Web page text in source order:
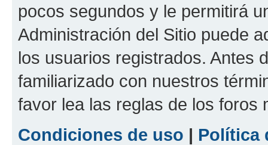
pocos segundos y le permitirá
Administración del Sitio puede
los usuarios registrados. Antes
familiarizado con nuestros
favor lea las reglas de los foros
Condiciones de uso | Política